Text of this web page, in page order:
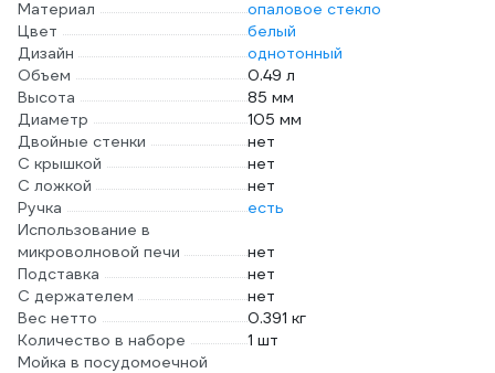
Материал
опаловое стекло
Цвет
белый
Дизайн
однотонный
Объем
0.49 л
Высота
85 мм
Диаметр
105 мм
Двойные стенки
нет
С крышкой
нет
С ложкой
нет
Ручка
есть
Использование в
микроволновой печи
нет
Подставка
нет
С держателем
нет
Вес нетто
0.391 кг
Количество в наборе
1 шт
Мойка в посудомоечной